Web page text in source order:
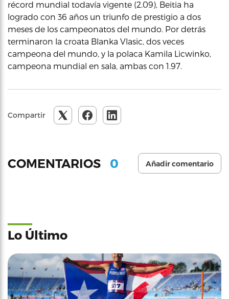
récord mundial todavía vigente (2.09), Beitia ha
logrado con 36 años un triunfo de prestigio a dos
meses de los campeonatos del mundo. Por detrás
terminaron la croata Blanka Vlasic, dos veces
campeona del mundo, y la polaca Kamila Licwinko,
campeona mundial en sala, ambas con 1.97.
Compartir
COMENTARIOS 0 Añadir comentario
Lo Último